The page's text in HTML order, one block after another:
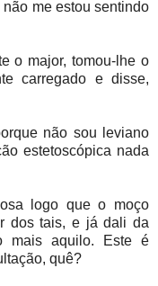
me estou sentindo
o major, tomou-lhe o
carregado e disse,
não sou leviano
estetoscópica nada
logo que o moço
dos tais, e já dali da
mais aquilo. Este é
quê?